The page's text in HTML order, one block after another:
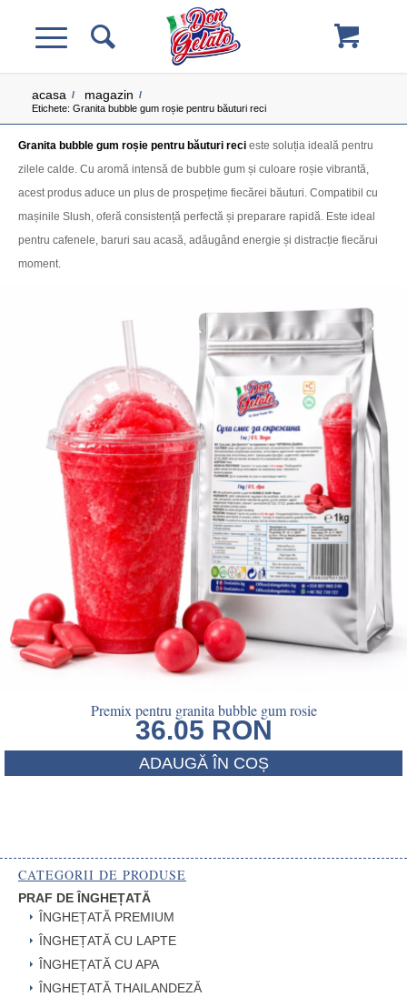
acasa / magazin /
Etichete: Granita bubble gum roșie pentru băuturi reci
Granita bubble gum roșie pentru băuturi reci este soluția ideală pentru
zilele calde. Cu aromă intensă de bubble gum și culoare roșie vibrantă,
acest produs aduce un plus de prospețime fiecărei băuturi. Compatibil cu
mașinile Slush, oferă consistență perfectă și preparare rapidă. Este ideal
pentru cafenele, baruri sau acasă, adăugând energie și distracție fiecărui
moment.
Premix pentru granita bubble gum rosie
36.05 RON
ADAUGĂ ÎN COȘ
CATEGORII DE PRODUSE
PRAF DE ÎNGHEȚATĂ
ÎNGHEȚATĂ PREMIUM
ÎNGHEȚATĂ CU LAPTE
ÎNGHEȚATĂ CU APA
ÎNGHEȚATĂ THAILANDEZĂ